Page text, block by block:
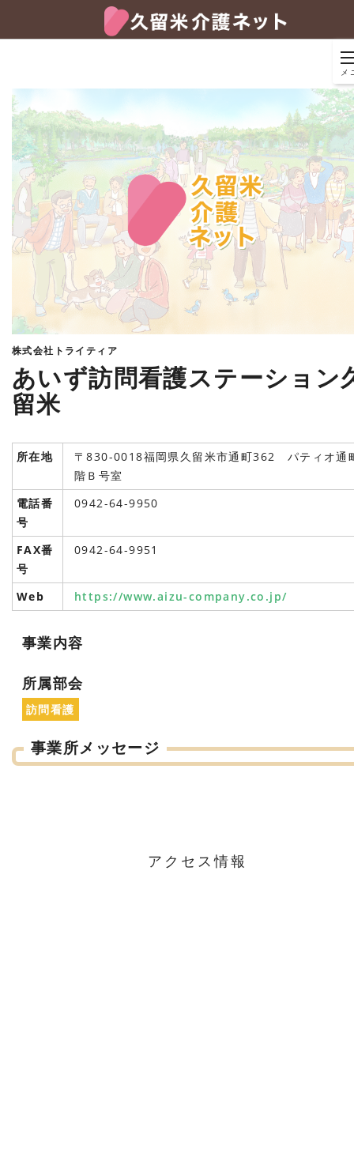
メ
株式会社トライティア
あいず訪問看護ステーション
留米
所在地
〒830-0018福岡県久留米市通町362 パティオ通
階Ｂ号室
電話番
号
0942-64-9950
FAX番
号
0942-64-9951
Web https://www.aizu-company.co.jp/
事業内容
所属部会
訪問看護
事業所メッセージ
アクセス情報